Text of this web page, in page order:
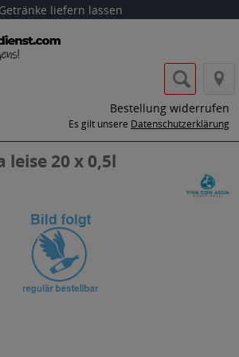
Getränke liefern lassen
Bestellung widerrufen
Es gilt unsere Datenschutzerklärung
leise 20 x 0,5l